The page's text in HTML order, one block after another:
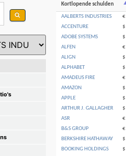
AALBERTS INDUSTRIES €
ACCENTURE
$
ADOBE SYSTEMS
$
ALFEN
€
ALIGN
$
ALPHABET
$
AMADEUS FIRE
€
AMAZON
$
APPLE
$
ARTHUR J. GALLAGHER
$
ASR
€
B&S GROUP
€
BERKSHIRE HATHAWAY
$
BOOKING HOLDINGS
$
Kortlopende schulden